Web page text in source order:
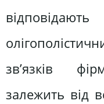
зв’язків
залежить від